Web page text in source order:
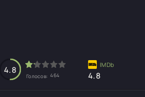
4.8
Голосов: 464 4.8